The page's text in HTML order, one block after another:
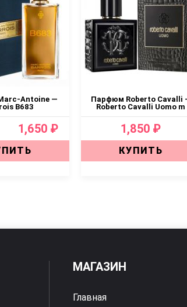
Antoine —
B683
1,650 ₽
Парфюм Roberto Cavalli
Roberto Cavalli Uomo m
1,850 ₽
КУПИТЬ
МАГАЗИН
Главная